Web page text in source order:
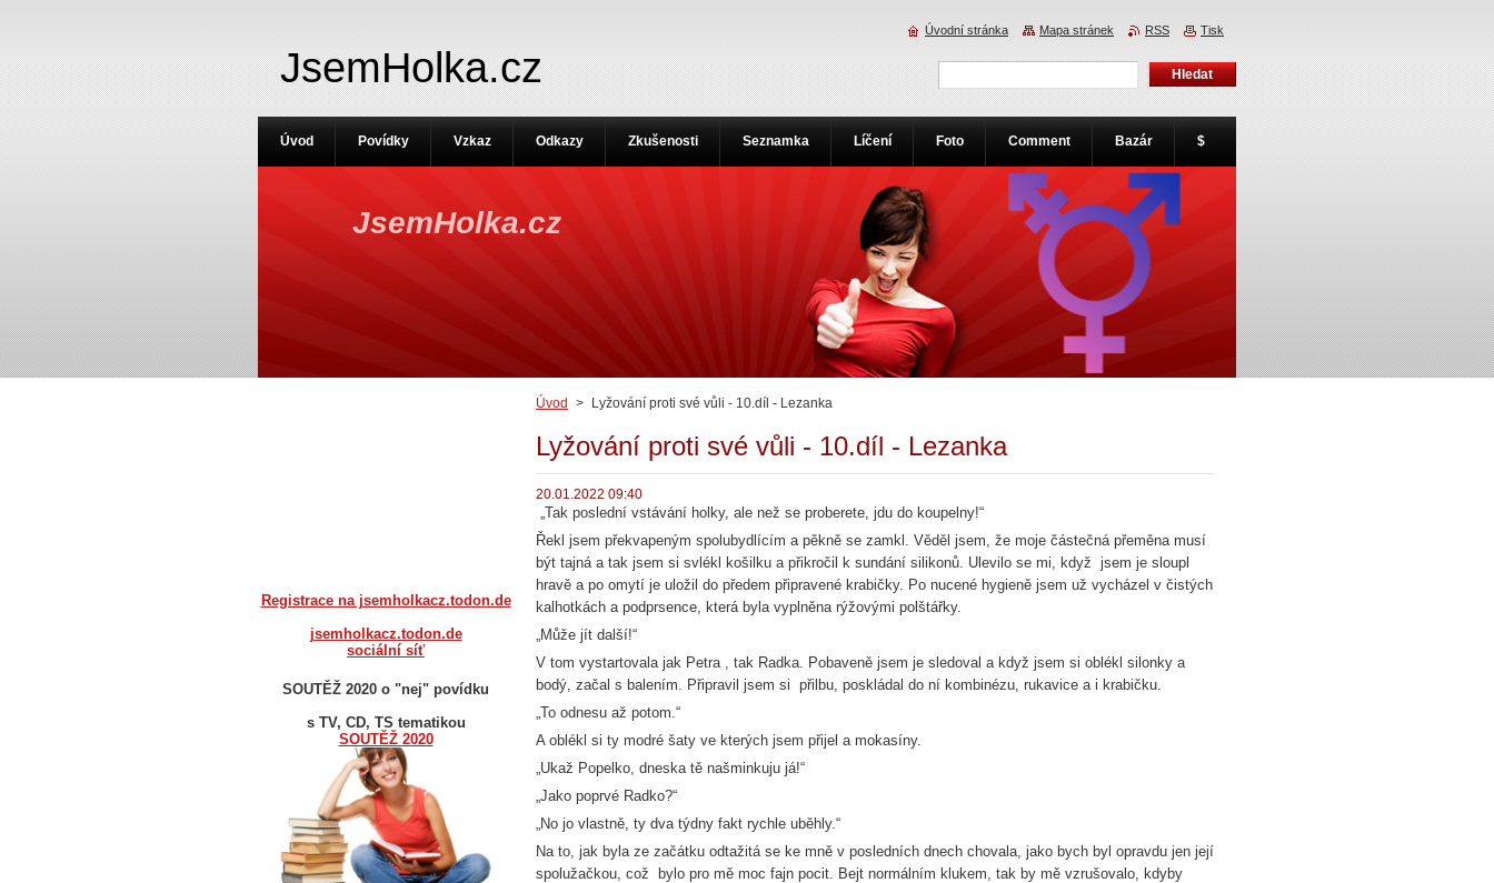
JsemHolka.cz
JsemHolka.cz
Úvod > Lyžování proti své vůli - 10.díl - Lezanka
Lyžování proti své vůli - 10.díl - Lezanka
20.01.2022 09:40
„Tak poslední vstávání holky, ale než se proberete, jdu do koupelny!“
Řekl jsem překvapeným spolubydlícím a pěkně se zamkl. Věděl jsem, že moje částečná přeměna musí
být tajná a tak jsem si svlékl košilku a přikročil k sundání silikonů. Ulevilo se mi, když jsem je sloupl
hravě a po omytí je uložil do předem připravené krabičky. Po nucené hygieně jsem už vycházel v čistých
kalhotkách a podprsence, která byla vyplněna rýžovými polštářky.
„Může jít další!“
V tom vystartovala jak Petra , tak Radka. Pobaveně jsem je sledoval a když jsem si oblékl silonky a
bodý, začal s balením. Připravil jsem si přilbu, poskládal do ní kombinézu, rukavice a i krabičku.
„To odnesu až potom.“
A oblékl si ty modré šaty ve kterých jsem přijel a mokasíny.
„Ukaž Popelko, dneska tě našminkuju já!“
„Jako poprvé Radko?“
„No jo vlastně, ty dva týdny fakt rychle uběhly.“
Na to, jak byla ze začátku odtažitá se ke mně v posledních dnech chovala, jako bych byl opravdu jen její
spolužačkou, což bylo pro mě moc fajn pocit. Bejt normálním klukem, tak by mě vzrušovalo, kdyby
Registrace na jsemholkacz.todon.de
jsemholkacz.todon.de
sociální síť
SOUTĚŽ 2020 o "nej" povídku
s TV, CD, TS tematikou
SOUTĚŽ 2020
Úvod Povídky Vzkaz Odkazy Zkušenosti Seznamka Líčení Foto Comment Bazár $
Úvodní stránka Mapa stránek RSS Tisk